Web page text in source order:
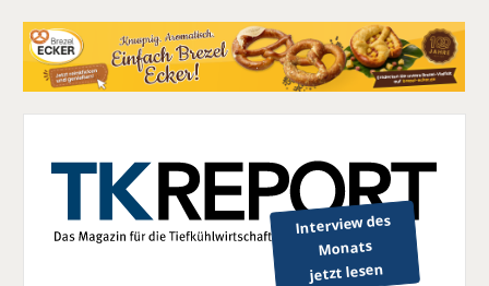
Interview des
Monats
jetzt lesen